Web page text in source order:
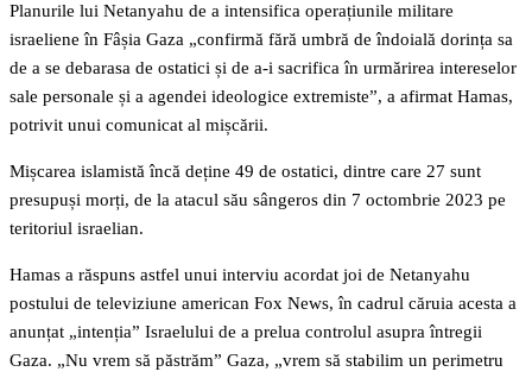
Planurile lui Netanyahu de a intensifica operațiunile militare
israeliene în Fâșia Gaza „confirmă fără umbră de îndoială dorința sa
de a se debarasa de ostatici și de a-i sacrifica în urmărirea intereselor
sale personale și a agendei ideologice extremiste”, a afirmat Hamas,
potrivit unui comunicat al mișcării.
Mișcarea islamistă încă deține 49 de ostatici, dintre care 27 sunt
presupuși morți, de la atacul său sângeros din 7 octombrie 2023 pe
teritoriul israelian.
Hamas a răspuns astfel unui interviu acordat joi de Netanyahu
postului de televiziune american Fox News, în cadrul căruia acesta a
anunțat „intenția” Israelului de a prelua controlul asupra întregii
Gaza. „Nu vrem să păstrăm” Gaza, „vrem să stabilim un perimetru